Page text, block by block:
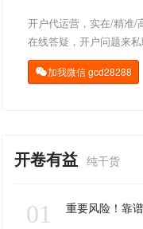
开户代运营，实在/精准/
在线答疑，开户问题来
加我微信gcd28288
开卷有益 纯干货
01 重要风险！靠